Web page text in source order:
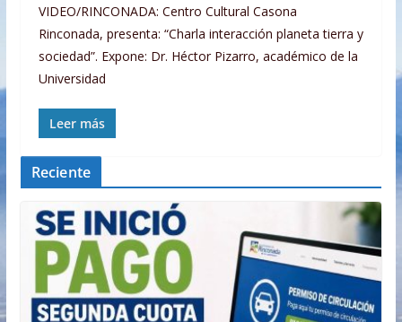
VIDEO/RINCONADA: Centro Cultural Casona
Rinconada, presenta: “Charla interacción planeta tierra y
sociedad”. Expone: Dr. Héctor Pizarro, académico de la
Universidad
Leer más
Reciente